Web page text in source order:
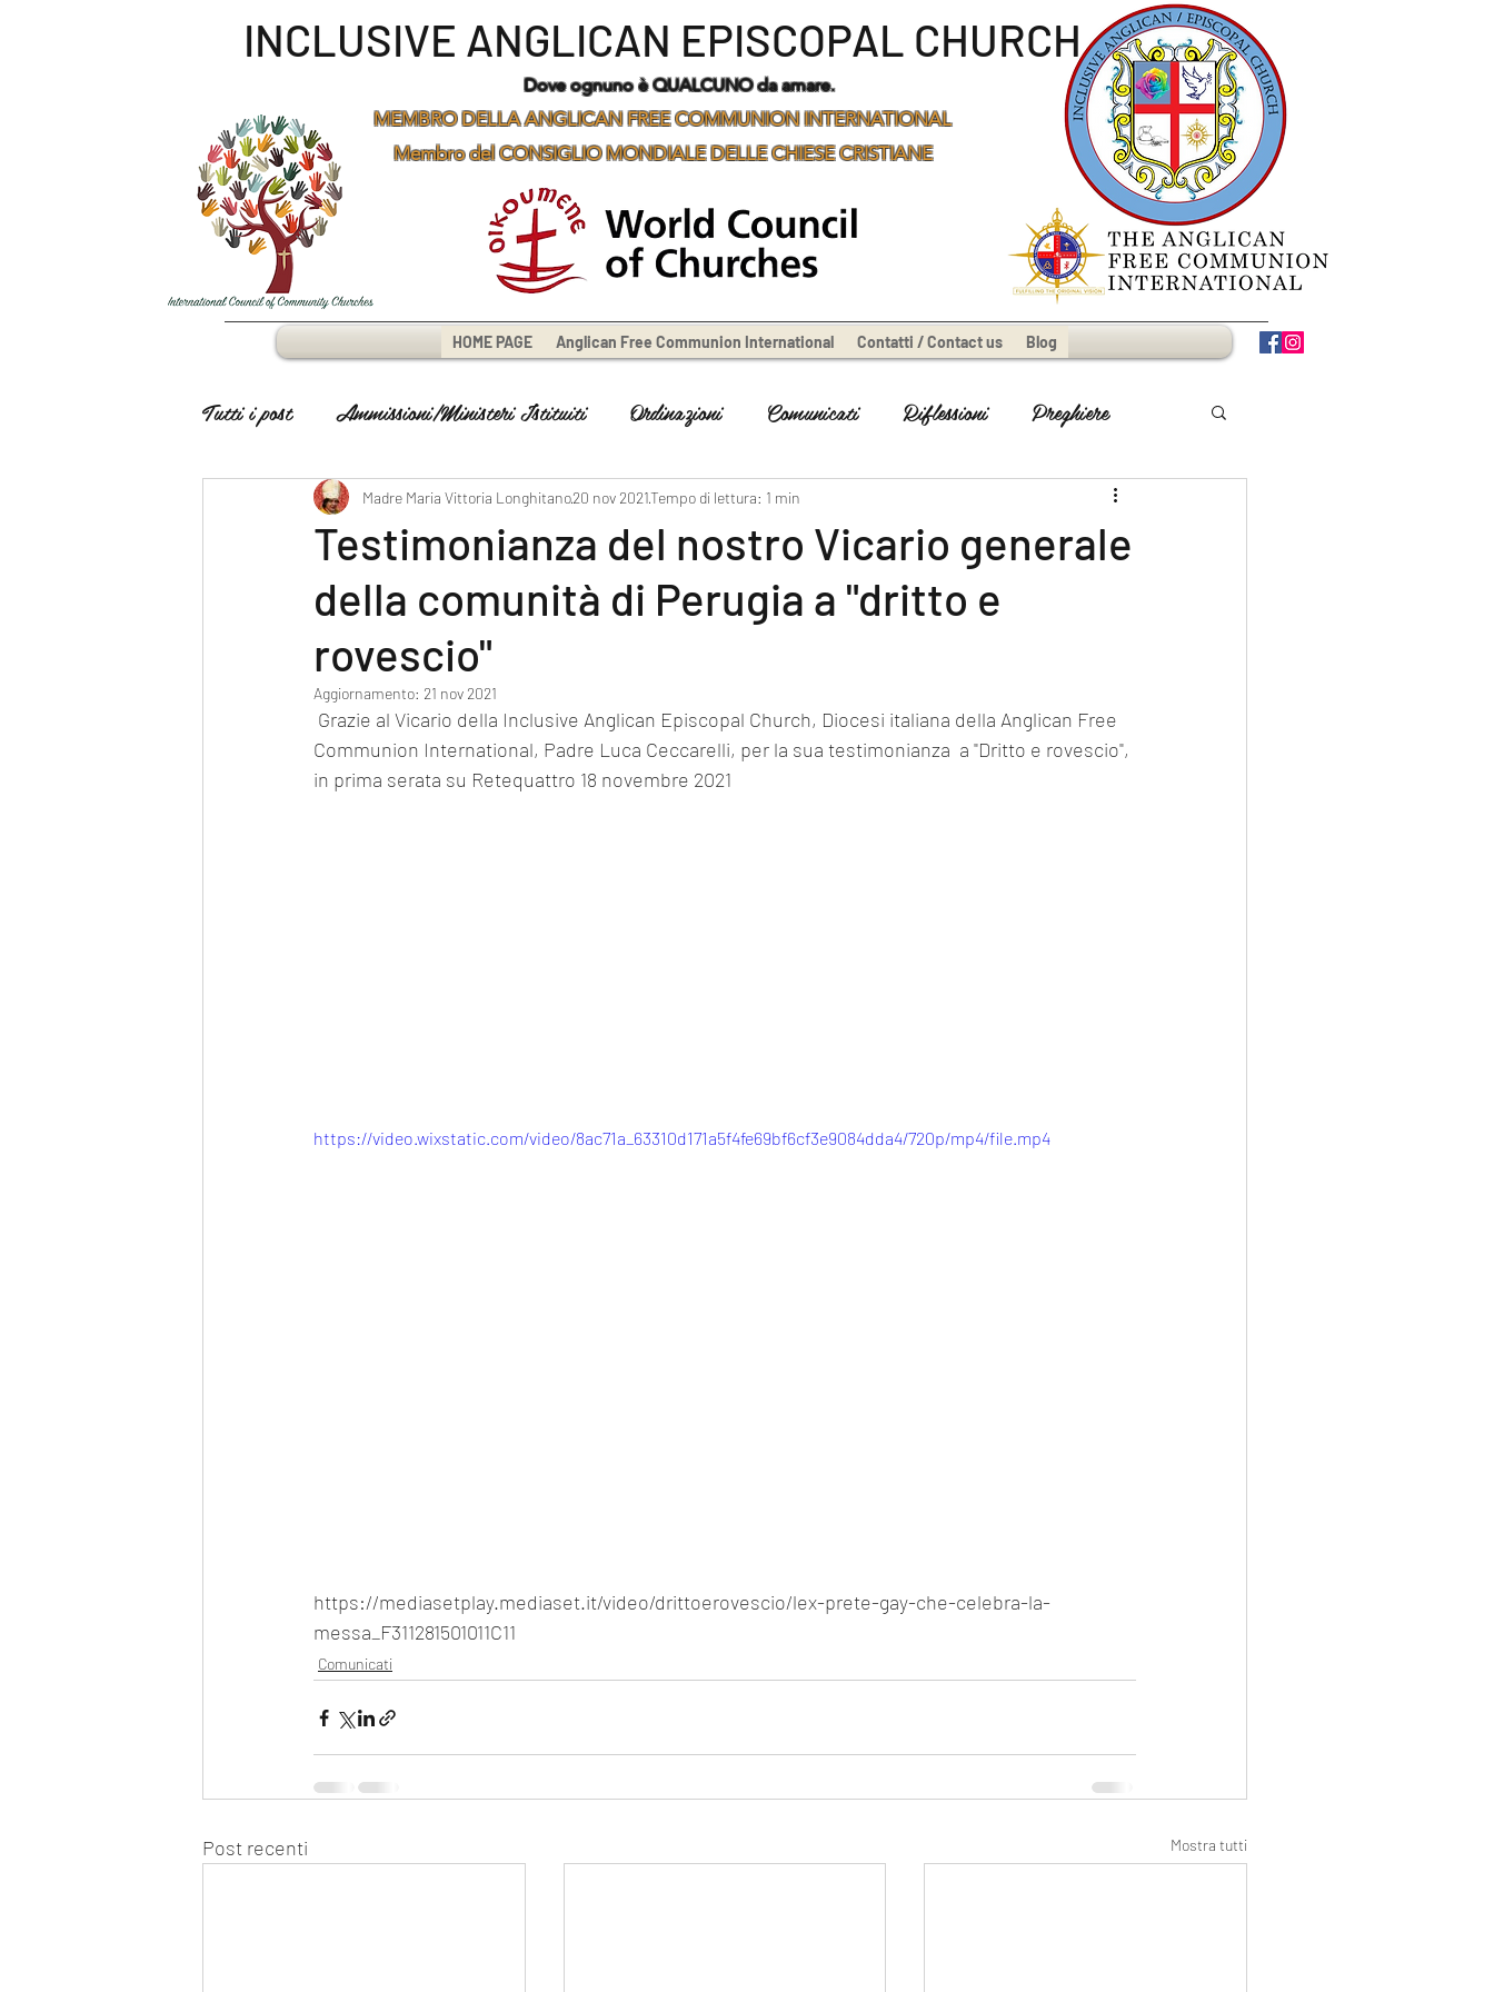
INCLUSIVE ANGLICAN EPISCOPAL CHURCH
Dove ognuno è QUALCUNO da amare.
MEMBRO DELLA ANGLICAN FREE COMMUNION INTERNATIONAL
Membro del CONSIGLIO MONDIALE DELLE CHIESE CRISTIANE
HOME PAGE Anglican Free Communion International Contatti / Contact us Blog
Tutti i post Ammissioni/Ministeri Istituiti Ordinazioni Comunicati Riflessioni Preghiere
Testimonianza del nostro Vicario generale
della comunità di Perugia a "dritto e
rovescio"
Madre Maria Vittoria Longhitano20 nov 2021Tempo di lettura: 1 min
Aggiornamento: 21 nov 2021
Communion International, Padre Luca Ceccarelli, per la sua testimonianza  a "Dritto e rovescio",
in prima serata su Retequattro 18 novembre 2021
https://video.wixstatic.com/video/8ac71a_63310d171a5f4fe69bf6cf3e9084dda4/720p/mp4/file.mp4
https://mediasetplay.mediaset.it/video/drittoerovescio/lex-prete-gay-che-celebra-la-
messa_F311281501011C11
Comunicati
Post recenti Mostra tutti